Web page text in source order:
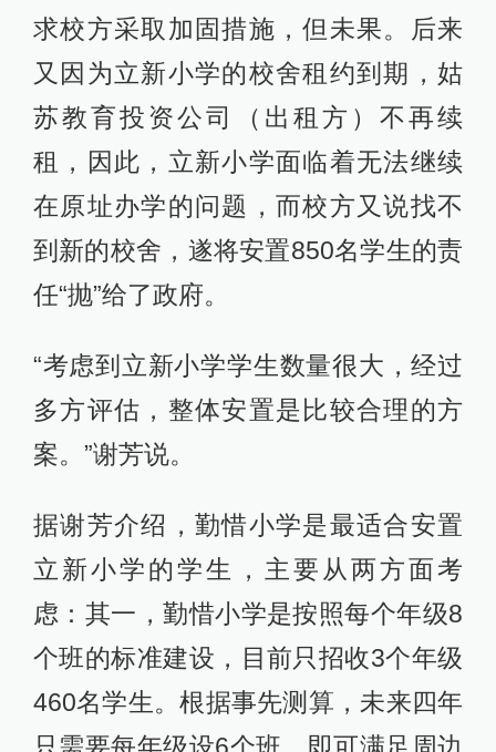
求校方采取加固措施，但未果。后来
又因为立新小学的校舍租约到期，姑
苏教育投资公司（出租方）不再续
租，因此，立新小学面临着无法继续
在原址办学的问题，而校方又说找不
到新的校舍，遂将安置850名学生的责
任“抛”给了政府。
“考虑到立新小学学生数量很大，经过
多方评估，整体安置是比较合理的方
案。”谢芳说。
据谢芳介绍，勤惜小学是最适合安置
立新小学的学生，主要从两方面考
虑：其一，勤惜小学是按照每个年级8
个班的标准建设，目前只招收3个年级
460名学生。根据事先测算，未来四年
只需要每年级设6个班，即可满足周边